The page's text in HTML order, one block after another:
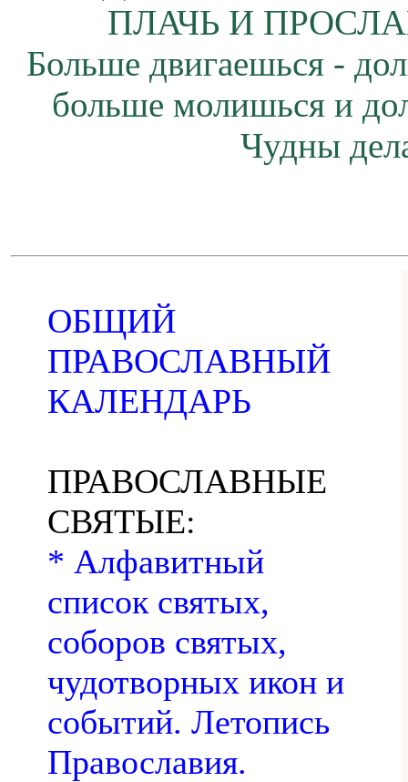
ПЛАЧЬ И
Больше двигаешься -
больше молишься и
Чудны
ОБЩИЙ
ПРАВОСЛАВНЫЙ
КАЛЕНДАРЬ
ПРАВОСЛАВНЫЕ
СВЯТЫЕ:
* Алфавитный
список святых,
соборов святых,
чудотворных икон и
событий. Летопись
Православия.